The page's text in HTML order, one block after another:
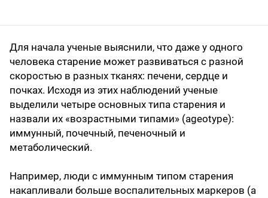
Для начала ученые выяснили, что даже у одного
человека старение может развиваться с разной
скоростью в разных тканях: печени, сердце и
почках. Исходя из этих наблюдений ученые
выделили четыре основных типа старения и
назвали их «возрастными типами» (ageotype):
иммунный, почечный, печеночный и
метаболический.
Например, люди с иммунным типом старения
накапливали больше воспалительных маркеров (а